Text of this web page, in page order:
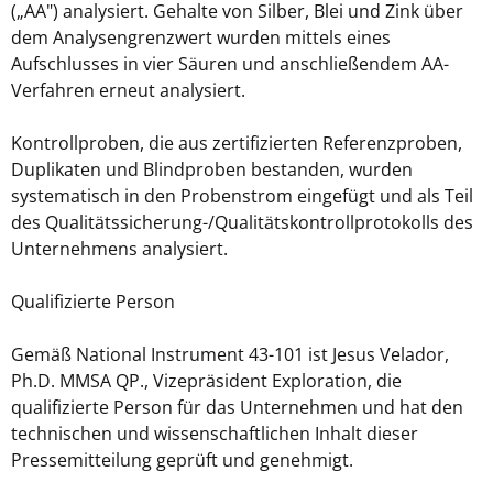
(„AA") analysiert. Gehalte von Silber, Blei und Zink über
dem Analysengrenzwert wurden mittels eines
Aufschlusses in vier Säuren und anschließendem AA-
Verfahren erneut analysiert.
Kontrollproben, die aus zertifizierten Referenzproben,
Duplikaten und Blindproben bestanden, wurden
systematisch in den Probenstrom eingefügt und als Teil
des Qualitätssicherung-/Qualitätskontrollprotokolls des
Unternehmens analysiert.
Qualifizierte Person
Gemäß National Instrument 43-101 ist Jesus Velador,
Ph.D. MMSA QP., Vizepräsident Exploration, die
qualifizierte Person für das Unternehmen und hat den
technischen und wissenschaftlichen Inhalt dieser
Pressemitteilung geprüft und genehmigt.